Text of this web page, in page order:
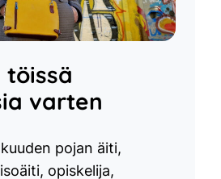
töissä
varten
pojan äiti,
opiskelija,